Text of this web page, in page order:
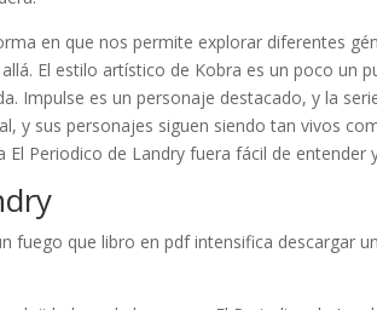
en que nos permite explorar diferentes
El estilo artístico de Kobra es un poco un
Impulse es un personaje destacado, y la
y sus personajes siguen siendo tan vivos
Periodico de Landry fuera fácil de entender
fuego que libro en pdf intensifica descargar